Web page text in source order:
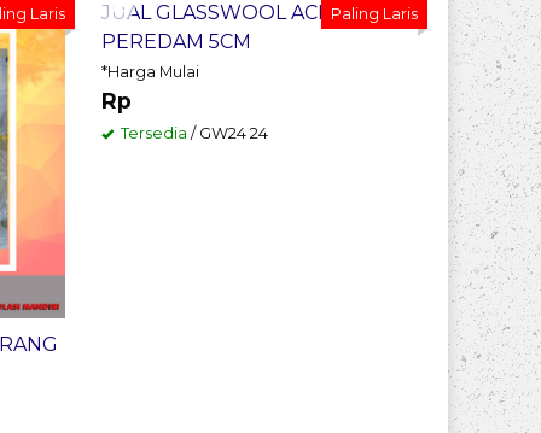
Laris Paling Laris
JUAL GLASSWOOL ACEH
PEREDAM 5CM
*Harga Mulai
Rp
Tersedia / GW24 24
HARGA
MURAH
*Harga
Rp
Tersedia